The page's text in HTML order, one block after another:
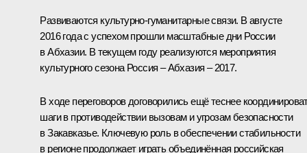
Развиваются культурно-гуманитарные связи. В августе
2016 года с успехом прошли масштабные дни России
в Абхазии. В текущем году реализуются мероприятия
культурного сезона Россия – Абхазия – 2017.
В ходе переговоров договорились ещё теснее
шаги в противодействии вызовам и угрозам безопасности
в Закавказье. Ключевую роль в обеспечении стабильности
в регионе продолжает играть объединённая российская